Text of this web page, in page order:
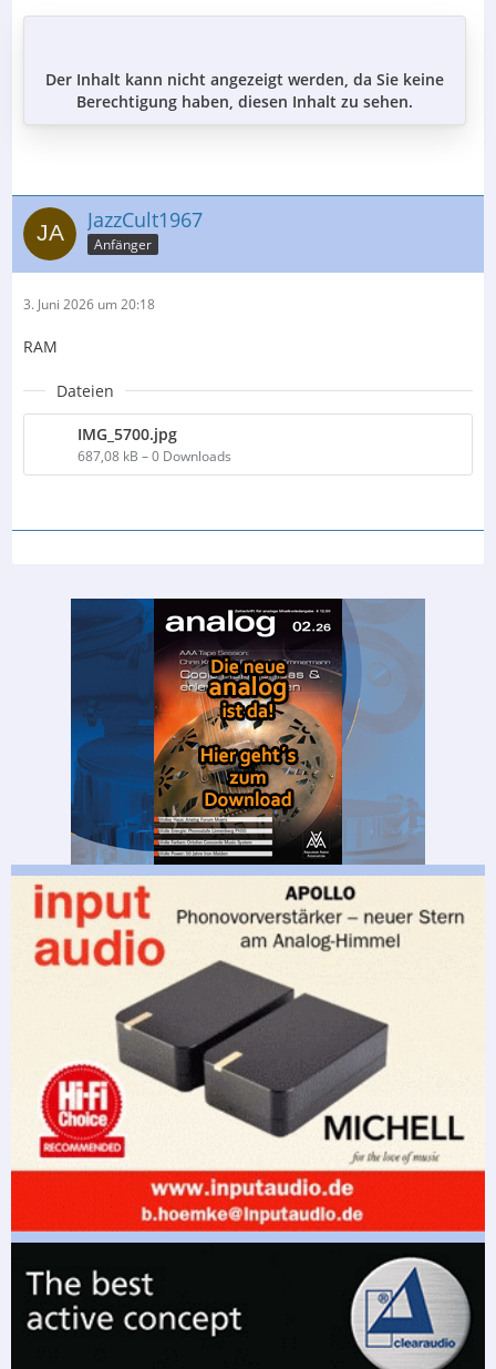
Der Inhalt kann nicht angezeigt werden, da Sie keine
Berechtigung haben, diesen Inhalt zu sehen.
JazzCult1967
Anfänger
3. Juni 2026 um 20:18
RAM
Dateien
IMG_5700.jpg
687,08 kB – 0 Downloads